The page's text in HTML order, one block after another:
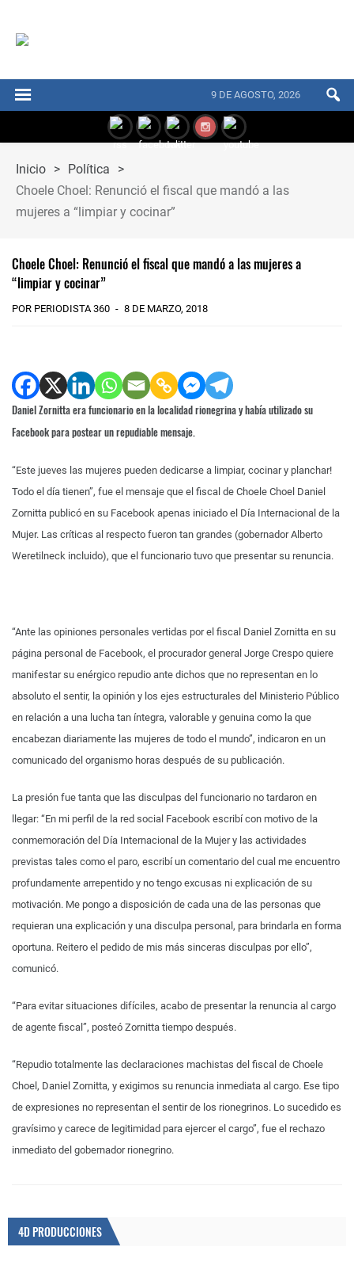
9 DE AGOSTO, 2026
Inicio > Política
>
Choele Choel: Renunció el fiscal que mandó a las
mujeres a “limpiar y cocinar”
Choele Choel: Renunció el fiscal que mandó a las mujeres a
“limpiar y cocinar”
POR PERIODISTA 360 8 DE MARZO, 2018
Daniel Zornitta era funcionario en la localidad rionegrina y había utilizado su
Facebook para postear un repudiable mensaje.
“Este jueves las mujeres pueden dedicarse a limpiar, cocinar y planchar!
Todo el día tienen”, fue el mensaje que el fiscal de Choele Choel Daniel
Zornitta publicó en su Facebook apenas iniciado el Día Internacional de la
Mujer. Las críticas al respecto fueron tan grandes (gobernador Alberto
Weretilneck incluido), que el funcionario tuvo que presentar su renuncia.
“Ante las opiniones personales vertidas por el fiscal Daniel Zornitta en su
página personal de Facebook, el procurador general Jorge Crespo quiere
manifestar su enérgico repudio ante dichos que no representan en lo
absoluto el sentir, la opinión y los ejes estructurales del Ministerio Público
en relación a una lucha tan íntegra, valorable y genuina como la que
encabezan diariamente las mujeres de todo el mundo”, indicaron en un
comunicado del organismo horas después de su publicación.
La presión fue tanta que las disculpas del funcionario no tardaron en
llegar: “En mi perfil de la red social Facebook escribí con motivo de la
conmemoración del Día Internacional de la Mujer y las actividades
previstas tales como el paro, escribí un comentario del cual me encuentro
profundamente arrepentido y no tengo excusas ni explicación de su
motivación. Me pongo a disposición de cada una de las personas que
requieran una explicación y una disculpa personal, para brindarla en forma
oportuna. Reitero el pedido de mis más sinceras disculpas por ello”,
comunicó.
“Para evitar situaciones difíciles, acabo de presentar la renuncia al cargo
de agente fiscal”, posteó Zornitta tiempo después.
“Repudio totalmente las declaraciones machistas del fiscal de Choele
Choel, Daniel Zornitta, y exigimos su renuncia inmediata al cargo. Ese tipo
de expresiones no representan el sentir de los rionegrinos. Lo sucedido es
gravísimo y carece de legitimidad para ejercer el cargo”, fue el rechazo
inmediato del gobernador rionegrino.
4D PRODUCCIONES